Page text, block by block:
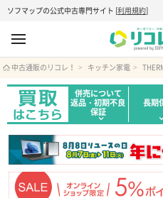
ソフマップの公式中古専門サイト [利用規約]
中古通販のリコレ！ キッチン家電
併売について
返品・初期不良
保証
長期